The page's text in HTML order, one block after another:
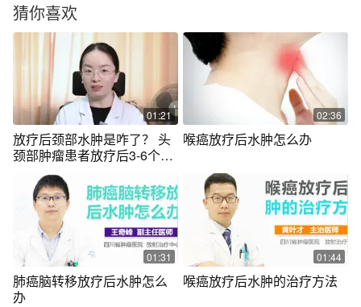
猜你喜欢
01:21
放疗后颈部水肿是咋了？ 头
颈部肿瘤患者放疗后3-6个月
发现自己脖子肿了，也许只
是放疗后正常的水肿，定期
复查的基础上并不需要太紧
张！#硬核健康科普行动 #医
疗健康创作训练营 #放疗后遗
症 #头颈肿瘤 #湖北省肿瘤医
院
02:36
喉癌放疗后水肿怎么办
01:31
肺癌脑转移放疗后水肿怎么
办
01:44
喉癌放疗后水肿的治疗方法